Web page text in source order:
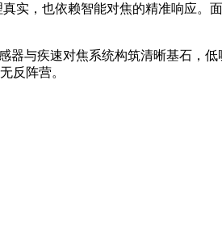
，也依赖智能对焦的精准响应。
器与疾速对焦系统构筑清晰基石，
反阵营。